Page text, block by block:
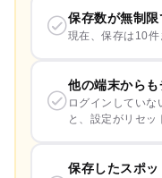
保存数が無制限
現在、保存は10件
他の端末からも
ログインしてい
と、設定がリセッ
保存したスポ